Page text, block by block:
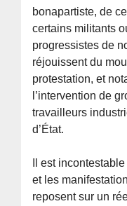
bonapartiste, de
certains militants
progressistes de
réjouissent du
protestation, et
l’intervention de
travailleurs
d’État.
Il est
et les
reposent sur un